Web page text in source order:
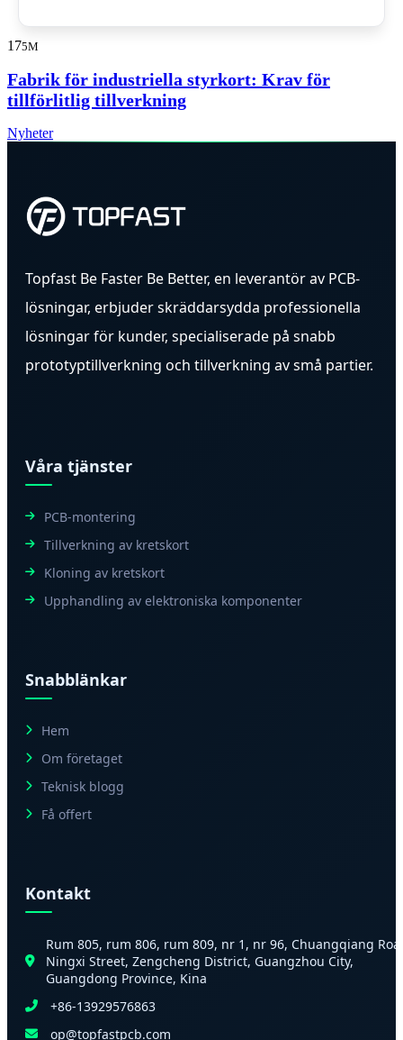
175M
Fabrik för industriella styrkort: Krav för
tillförlitlig tillverkning
Nyheter
Topfast Be Faster Be Better, en leverantör av PCB-
lösningar, erbjuder skräddarsydda professionella
lösningar för kunder, specialiserade på snabb
prototyptillverkning och tillverkning av små partier.
Våra tjänster
PCB-montering
Tillverkning av kretskort
Kloning av kretskort
Upphandling av elektroniska komponenter
Snabblänkar
Hem
Om företaget
Teknisk blogg
Få offert
Kontakt
Rum 805, rum 806, rum 809, nr 1, nr 96, Chuangqiang
Ningxi Street, Zengcheng District, Guangzhou City,
Guangdong Province, Kina
+86-13929576863
op@topfastpcb.com